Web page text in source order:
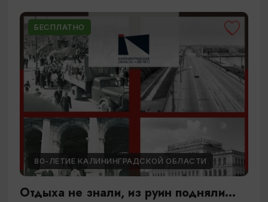
БЕСПЛАТНО
80-ЛЕТИЕ КАЛИНИНГРАДСКОЙ ОБЛАСТИ
Отдыха не знали, из руин подняли...